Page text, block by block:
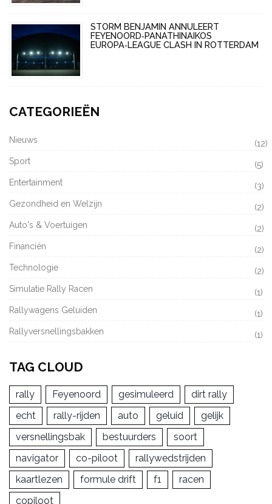
STORM BENJAMIN ANNULEERT
FEYENOORD‑PANATHINAIKOS
EUROPA‑LEAGUE CLASH IN ROTTERDAM
CATEGORIEËN
Nieuws
(12)
Sport
(5)
Entertainment
(3)
Gezondheid en Welzijn
(2)
Auto's & Voertuigen
(2)
Financiën
(2)
Technologie
(2)
Simulatie Rally Racen
(1)
Rallywagens Geluiden
(1)
Rallyversnellingsbakken
(1)
TAG CLOUD
rally Feyenoord gesimuleerd
dirt rally
echt
rally-rijden auto geluid
gelijk
versnellingsbak
bestuurders
soort
navigator
co-piloot
rallywedstrijden
kaartlezen
formule drift f1
racen
copiloot